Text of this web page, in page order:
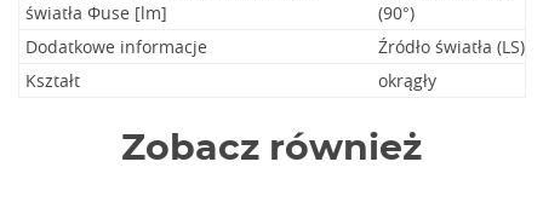
światła Φuse [lm]
(90°)
Dodatkowe informacje
Źródło światła (LS)
Kształt
okrągły
Zobacz również